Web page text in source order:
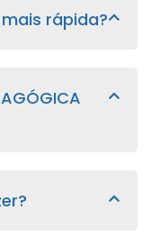
rápida?